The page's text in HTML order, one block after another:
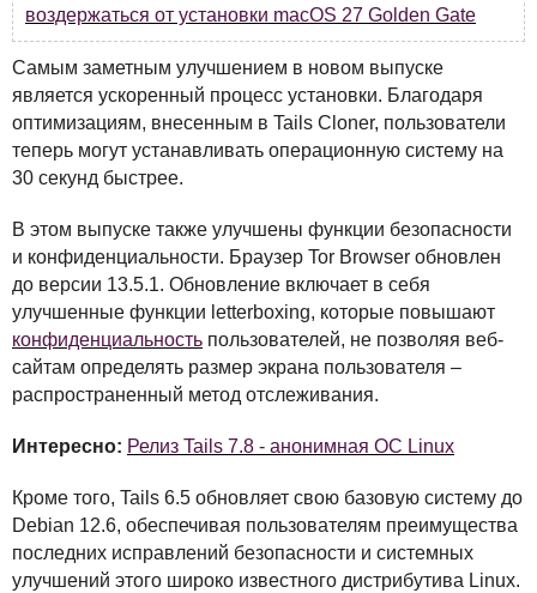
воздержаться от установки macOS 27 Golden Gate
Самым заметным улучшением в новом выпуске
является ускоренный процесс установки. Благодаря
оптимизациям, внесенным в Tails Cloner, пользователи
теперь могут устанавливать операционную систему на
30 секунд быстрее.
В этом выпуске также улучшены функции безопасности
и конфиденциальности. Браузер Tor Browser обновлен
до версии 13.5.1. Обновление включает в себя
улучшенные функции letterboxing, которые повышают
конфиденциальность пользователей, не позволяя веб-
сайтам определять размер экрана пользователя –
распространенный метод отслеживания.
Интересно: Релиз Tails 7.8 - анонимная ОС Linux
Кроме того, Tails 6.5 обновляет свою базовую систему до
Debian 12.6, обеспечивая пользователям преимущества
последних исправлений безопасности и системных
улучшений этого широко известного дистрибутива Linux.